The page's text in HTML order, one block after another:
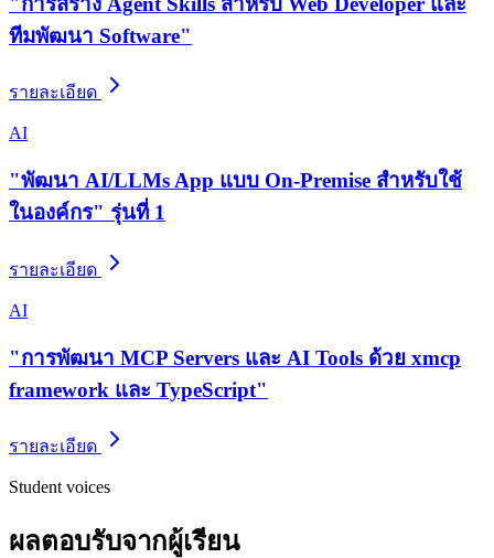
ทีมพัฒนา Software"
รายละเอียด
AI
"พัฒนา AI/LLMs App แบบ On-Premise สำหรับใช้
ในองค์กร" รุ่นที่ 1
รายละเอียด
AI
"การพัฒนา MCP Servers และ AI Tools ด้วย xmcp
framework และ TypeScript"
รายละเอียด
Student voices
ผลตอบรับจากผู้เรียน